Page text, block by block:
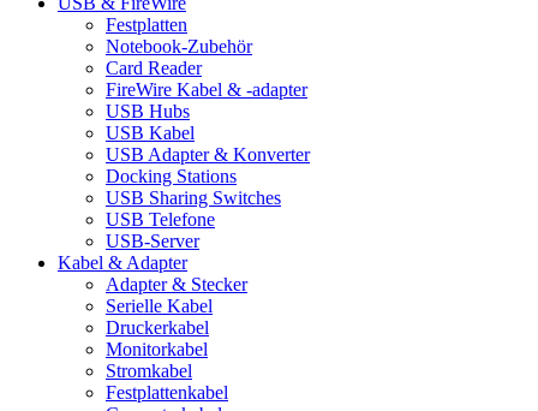
Festplatten
Notebook-Zubehör
Card Reader
FireWire Kabel & -adapter
USB Hubs
USB Kabel
USB Adapter & Konverter
Docking Stations
USB Sharing Switches
USB Telefone
USB-Server
Kabel & Adapter
Adapter & Stecker
Serielle Kabel
Druckerkabel
Monitorkabel
Stromkabel
Festplattenkabel